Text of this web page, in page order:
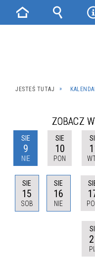
JESTEŚ TUTAJ
ZOBACZ
SIE
9
NIE
SIE
10
PON
SIE
15
SOB
SIE
16
NIE
Strona